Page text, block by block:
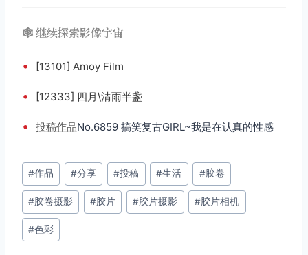
🕸️ 继续探索影像宇宙
• [13101] Amoy Film
• [12333] 四月\清雨半盏
• 投稿作品No.6859 搞笑复古GIRL~我是在认真的性感
文
章
标
签：
#作品 #分享 #投稿 #生活 #胶卷
#胶卷摄影 #胶片 #胶片摄影 #胶片相机
#色彩